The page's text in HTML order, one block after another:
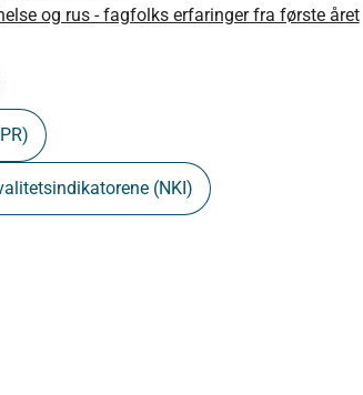
og rus - fagfolks erfaringer fra første året
(NKI)